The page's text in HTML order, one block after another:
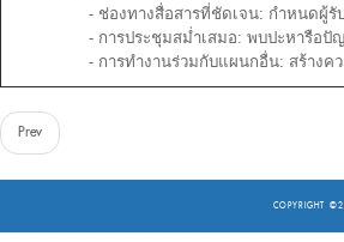
- ช่องทางสื่อสารที่ชัดเจน: กำหนดผู้รับผิ
- การประชุมสม่ำเสมอ: พบปะหารือปัญห
- การทำงานร่วมกับแผนกอื่น: สร้างควา
Prev
COPYRIGHT